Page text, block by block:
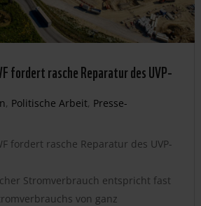
fordert rasche Reparatur des UVP-
, Politische Arbeit, Presse-
fordert rasche Reparatur des UVP-
Stromverbrauch entspricht fast
von ganz